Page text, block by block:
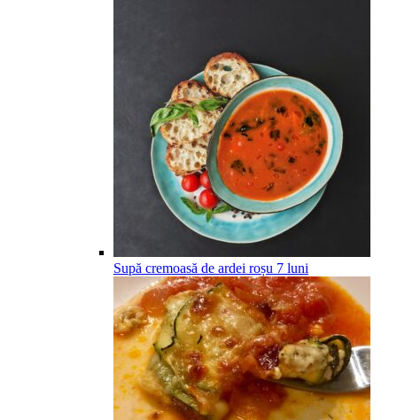
Supă cremoasă de ardei roșu 7 luni